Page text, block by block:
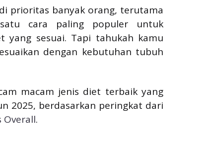
prioritas banyak orang, terutama
cara paling populer untuk
yang sesuai. Tapi tahukah kamu
dengan kebutuhan tubuh
macam jenis diet terbaik yang
2025, berdasarkan peringkat dari
Overall.